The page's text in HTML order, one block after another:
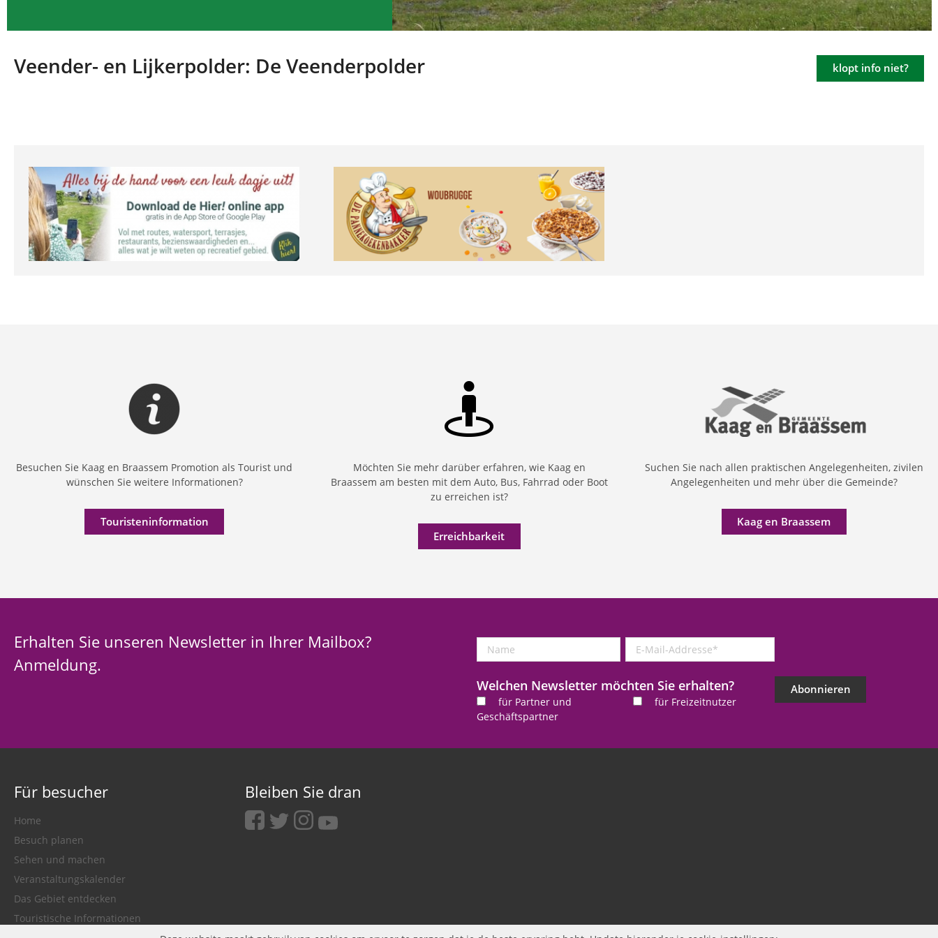
Veender- en Lijkerpolder: De Veenderpolder klopt info niet?
Besuchen Sie Kaag en Braassem Promotion als Tourist und
wünschen Sie weitere Informationen?
Touristeninformation
Möchten Sie mehr darüber erfahren, wie Kaag en
Braassem am besten mit dem Auto, Bus, Fahrrad oder Boot
zu erreichen ist?
Erreichbarkeit
Suchen Sie nach allen praktischen Angelegenheiten, zivilen
Angelegenheiten und mehr über die Gemeinde?
Kaag en Braassem
Erhalten Sie unseren Newsletter in Ihrer Mailbox?
Anmeldung.
Name
Mail-
*
Welchen Newsletter möchten Sie erhalten?
für Partner und
Geschäftspartner
für Freizeitnutzer
Abonnieren
Für besucher
Home
Besuch planen
Sehen und machen
Veranstaltungskalender
Das Gebiet entdecken
Touristische Informationen
Bleiben Sie dran
facebook
twitterinstagram
youtube